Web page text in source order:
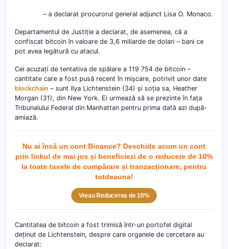
– a declarat procurorul general adjunct Lisa O. Monaco.
Departamentul de Justiție a declarat, de asemenea, că a
confiscat bitcoin în valoare de 3,6 miliarde de dolari – bani ce
pot avea legătură cu atacul.
Cei acuzați de tentativa de spălare a 119 754 de bitcoin –
cantitate care a fost pusă recent în mișcare, potrivit unor date
blockchain – sunt Ilya Lichtenstein (34) și soția sa, Heather
Morgan (31), din New York. Ei urmează să se prezinte în fața
Tribunalului Federal din Manhattan pentru prima dată azi după-
amiază.
Nu ai încă un cont Binance? Deschide acum un cont
prin linkul de mai jos și beneficiezi de o reducere de 10%
la toate taxele de cumpărare și tranzacționare, pentru
totdeauna!
Vreau Reducerea de 10%
Cantitatea de bitcoin a fost trimisă într-un portofel digital
deținut de Lichtenstein, despre care organele de cercetare au
declarat: